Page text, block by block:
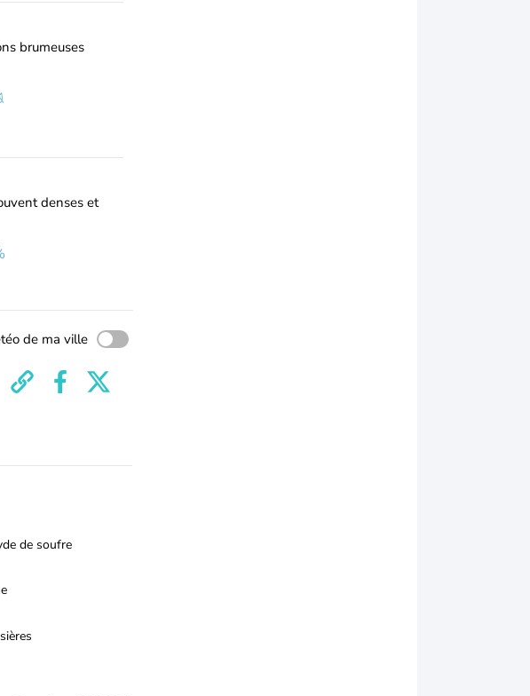
brumeuses
denses et
de ma ville
de soufre